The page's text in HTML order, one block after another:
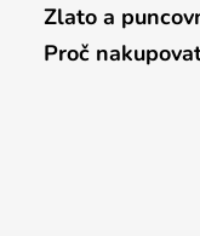
Zlato a
Proč